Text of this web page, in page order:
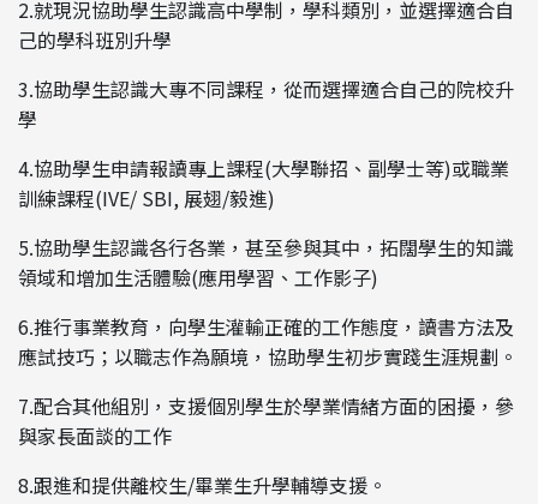
2.就現況協助學生認識高中學制，學科類別，並選擇適合自
己的學科班別升學
3.協助學生認識大專不同課程，從而選擇適合自己的院校升
學
4.協助學生申請報讀專上課程(大學聯招、副學士等)或職業
訓練課程(IVE/ SBI, 展翅/毅進)
5.協助學生認識各行各業，甚至參與其中，拓闊學生的知識
領域和增加生活體驗(應用學習、工作影子)
6.推行事業教育，向學生灌輸正確的工作態度，讀書方法及
應試技巧；以職志作為願境，協助學生初步實踐生涯規劃。
7.配合其他組別，支援個別學生於學業情緒方面的困擾，參
與家長面談的工作
8.跟進和提供離校生/畢業生升學輔導支援。